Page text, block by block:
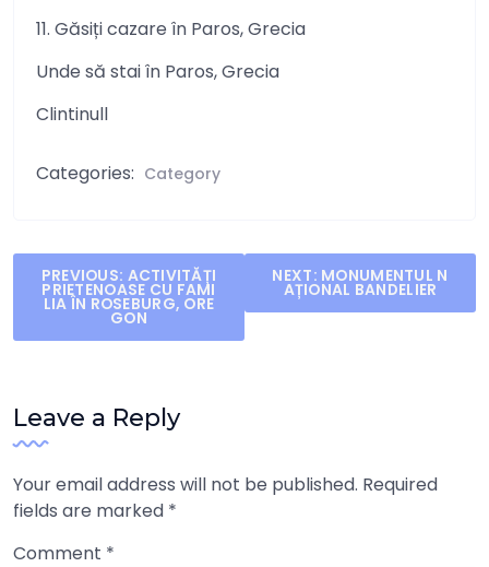
11. Găsiți cazare în Paros, Grecia
Unde să stai în Paros, Grecia
Clintinull
Categories: Category
Post
navigation
PREVIOUS: ACTIVITĂȚI
PRIETENOASE CU FAMI
LIA ÎN ROSEBURG, ORE
GON
NEXT: MONUMENTUL N
AȚIONAL BANDELIER
Leave a Reply
Your email address will not be published. Required
fields are marked *
Comment *